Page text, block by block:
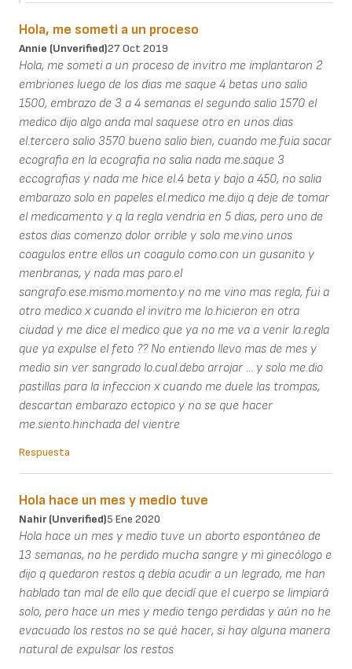
Hola, me someti a un proceso
Annie (unverified)27 Oct 2019
Hola, me someti a un proceso de invitro me implantaron 2
embriones luego de los dias me saque 4 betas uno salio
1500, embrazo de 3 a 4 semanas el segundo salio 1570 el
medico dijo algo anda mal saquese otro en unos dias
el.tercero salio 3570 bueno salio bien, cuando me.fuia sacar
ecografia en la ecografia no salia nada me.saque 3
eccografias y nada me hice el.4 beta y bajo a 450, no salia
embarazo solo en papeles el.medico me.dijo q deje de tomar
el medicamento y q la regla vendria en 5 dias, pero uno de
estos dias comenzo dolor orrible y solo me.vino unos
coagulos entre ellos un coagulo como.con un gusanito y
menbranas, y nada mas paro.el
sangrafo.ese.mismo.momento.y no me vino mas regla, fui a
otro medico x cuando el invitro me lo.hicieron en otra
ciudad y me dice el medico que ya no me va a venir la.regla
que ya expulse el feto ?? No entiendo llevo mas de mes y
medio sin ver sangrado lo.cual.debo arrojar ... y solo me.dio
pastillas para la infeccion x cuando me duele las trompas,
descartan embarazo ectopico y no se que hacer
me.siento.hinchada del vientre
Respuesta
Hola hace un mes y medio tuve
Nahir (unverified)5 Ene 2020
Hola hace un mes y medio tuve un aborto espontáneo de
13 semanas, no he perdido mucha sangre y mi ginecólogo e
dijo q quedaron restos q debía acudir a un legrado, me han
hablado tan mal de ello que decidí que el cuerpo se limpiará
solo, pero hace un mes y medio tengo perdidas y aún no he
evacuado los restos no se qué hacer, si hay alguna manera
natural de expulsar los restos